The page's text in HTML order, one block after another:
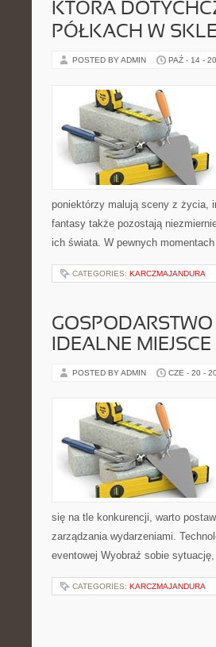
KTÓRA
PÓŁKACH W
POSTED BY ADMIN PAŹ - 14 -
poniektórzy malują sceny z życia,
fantasy także pozostają
ich świata. W pewnych
CATEGORIES: KARCZMAJANDURA
IDEALNE
POSTED BY ADMIN CZE - 20 -
się na tle konkurencji, warto
zarządzania wydarzeniami.
eventowej Wyobraź sobie
CATEGORIES: KARCZMAJANDURA